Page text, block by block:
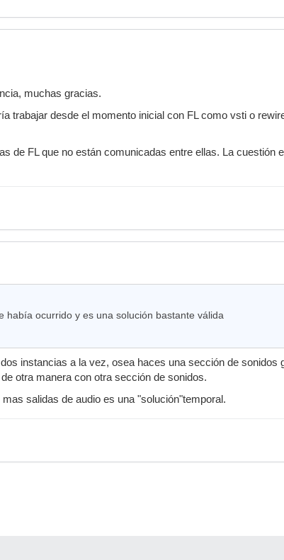
muchas gracias.
trabajar desde el momento inicial con FL como vsti o
de FL que no están comunicadas entre ellas. La cuestión
había ocurrido y es una solución bastante válida
instancias a la vez, osea haces una sección de sonidos
otra manera con otra sección de sonidos.
salidas de audio es una "solución"temporal.